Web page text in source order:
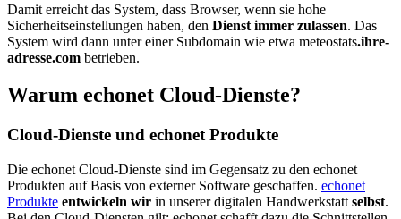
Damit erreicht das System, dass Browser, wenn sie hohe
Sicherheitseinstellungen haben, den Dienst immer zulassen. Das
System wird dann unter einer Subdomain wie etwa meteostats.ihre-
adresse.com betrieben.
Warum echonet Cloud-Dienste?
Cloud-Dienste und echonet Produkte
Die echonet Cloud-Dienste sind im Gegensatz zu den echonet
Produkten auf Basis von externer Software geschaffen. echonet
Produkte entwickeln wir in unserer digitalen Handwerkstatt selbst.